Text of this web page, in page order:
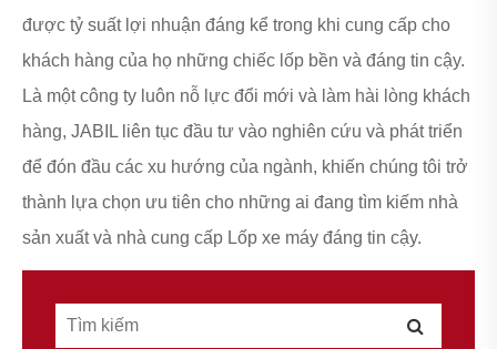
được tỷ suất lợi nhuận đáng kể trong khi cung cấp cho
khách hàng của họ những chiếc lốp bền và đáng tin cậy.
Là một công ty luôn nỗ lực đổi mới và làm hài lòng khách
hàng, JABIL liên tục đầu tư vào nghiên cứu và phát triển
để đón đầu các xu hướng của ngành, khiến chúng tôi trở
thành lựa chọn ưu tiên cho những ai đang tìm kiếm nhà
sản xuất và nhà cung cấp Lốp xe máy đáng tin cậy.